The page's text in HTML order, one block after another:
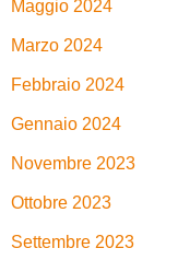
Maggio 2024
Marzo 2024
Febbraio 2024
Gennaio 2024
Novembre 2023
Ottobre 2023
Settembre 2023